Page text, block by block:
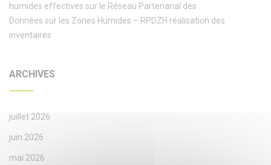
humides effectives sur le Réseau Partenarial des
Données sur les Zones Humides – RPDZH réalisation des
inventaires
ARCHIVES
juillet 2026
juin 2026
mai 2026